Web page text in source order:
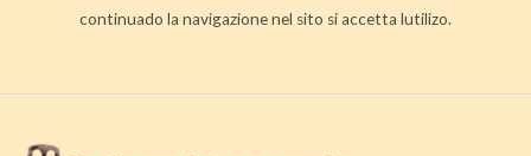
continuado la navigazione nel sito si accetta lutilizo.